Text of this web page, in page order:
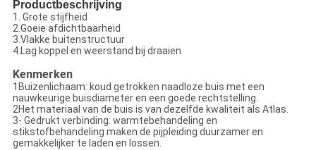
Productbeschrijving
1. Grote stijfheid
2.Goeie afdichtbaarheid
3.Vlakke buitenstructuur
4.Lag koppel en weerstand bij draaien
Kenmerken
1Buizenlichaam: koud getrokken naadloze buis met een
nauwkeurige buisdiameter en een goede rechtstelling.
2Het materiaal van de buis is van dezelfde kwaliteit als Atlas.
3- Gedrukt verbinding: warmtebehandeling en
stikstofbehandeling maken de pijpleiding duurzamer en
gemakkelijker te laden en lossen.